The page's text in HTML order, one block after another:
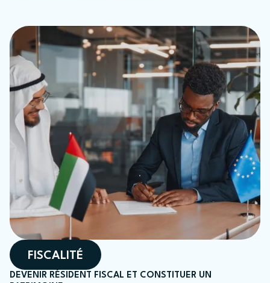
FISCALITÉ
DEVENIR RÉSIDENT FISCAL ET CONSTITUER UN